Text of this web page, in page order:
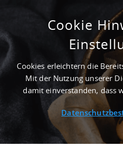
SUCHE ANPASSEN
0 Treffer
Cookie
Cookies erleichtern die
Mit der Nutzung unserer
damit einverstanden, dass